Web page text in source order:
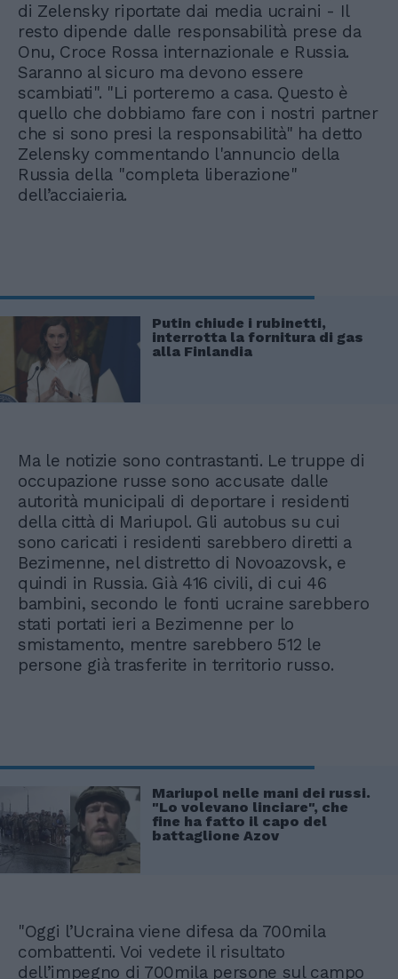
di Zelensky riportate dai media ucraini - Il
resto dipende dalle responsabilità prese da
Onu, Croce Rossa internazionale e Russia.
Saranno al sicuro ma devono essere
scambiati". "Li porteremo a casa. Questo è
quello che dobbiamo fare con i nostri partner
che si sono presi la responsabilità" ha detto
Zelensky commentando l'annuncio della
Russia della "completa liberazione"
dell’acciaieria.
Putin chiude i rubinetti,
interrotta la fornitura di gas
alla Finlandia
Ma le notizie sono contrastanti. Le truppe di
occupazione russe sono accusate dalle
autorità municipali di deportare i residenti
della città di Mariupol. Gli autobus su cui
sono caricati i residenti sarebbero diretti a
Bezimenne, nel distretto di Novoazovsk, e
quindi in Russia. Già 416 civili, di cui 46
bambini, secondo le fonti ucraine sarebbero
stati portati ieri a Bezimenne per lo
smistamento, mentre sarebbero 512 le
persone già trasferite in territorio russo.
Mariupol nelle mani dei russi.
"Lo volevano linciare", che
fine ha fatto il capo del
battaglione Azov
"Oggi l’Ucraina viene difesa da 700mila
combattenti. Voi vedete il risultato
dell’impegno di 700mila persone sul campo